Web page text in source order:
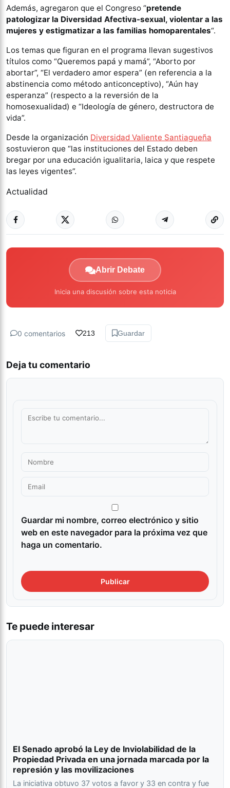
Además, agregaron que el Congreso “pretende
patologizar la Diversidad Afectiva-sexual, violentar a las
mujeres y estigmatizar a las familias homoparentales“.
Los temas que figuran en el programa llevan sugestivos
títulos como “Queremos papá y mamá”, “Aborto por
abortar”, “El verdadero amor espera” (en referencia a la
abstinencia como método anticonceptivo), “Aún hay
esperanza” (respecto a la reversión de la
homosexualidad) e “Ideología de género, destructora de
vida”.
Desde la organización Diversidad Valiente Santiagueña
sostuvieron que “las instituciones del Estado deben
bregar por una educación igualitaria, laica y que respete
las leyes vigentes”.
Actualidad
Abrir Debate
Inicia una discusión sobre esta noticia
0 comentarios 213 Guardar
Deja tu comentario
Guardar mi nombre, correo electrónico y sitio
web en este navegador para la próxima vez que
haga un comentario.
Te puede interesar
El Senado aprobó la Ley de Inviolabilidad de la
Propiedad Privada en una jornada marcada por la
represión y las movilizaciones
La iniciativa obtuvo 37 votos a favor y 33 en contra y fue